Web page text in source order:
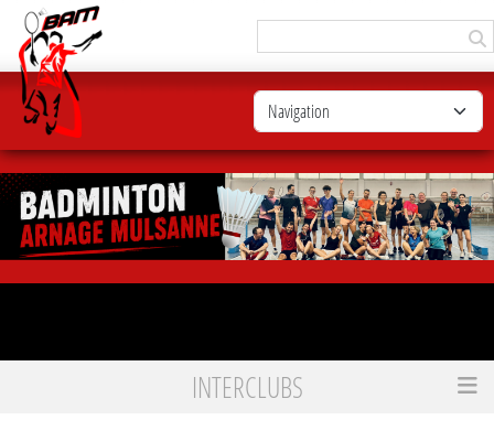
INTERCLUBS
ÉQUIPE 3 - R3
Panneau de gestion des cookies